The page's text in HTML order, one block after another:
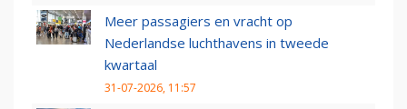
Meer passagiers en vracht op
Nederlandse luchthavens in tweede
kwartaal
31-07-2026, 11:57